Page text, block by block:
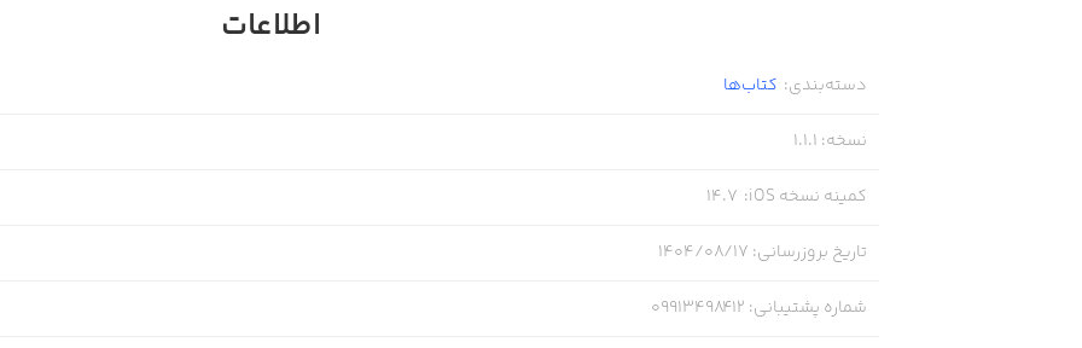
اطلاعات
دسته‌بندی: کتاب‌ها
نسخه:
1.1.1
کمینه نسخه iOS :
14.7
تاریخ بروزرسانی: ۱۴۰۴/۰۸/۱۷
شماره پشتیبانی:
09913498412